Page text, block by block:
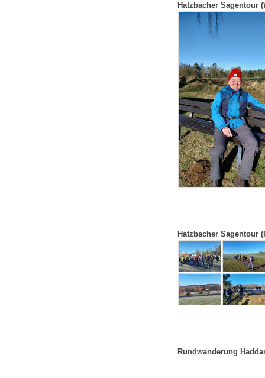
Hatzbacher Sagentour
Hatzbacher Sagentour
Rundwanderung